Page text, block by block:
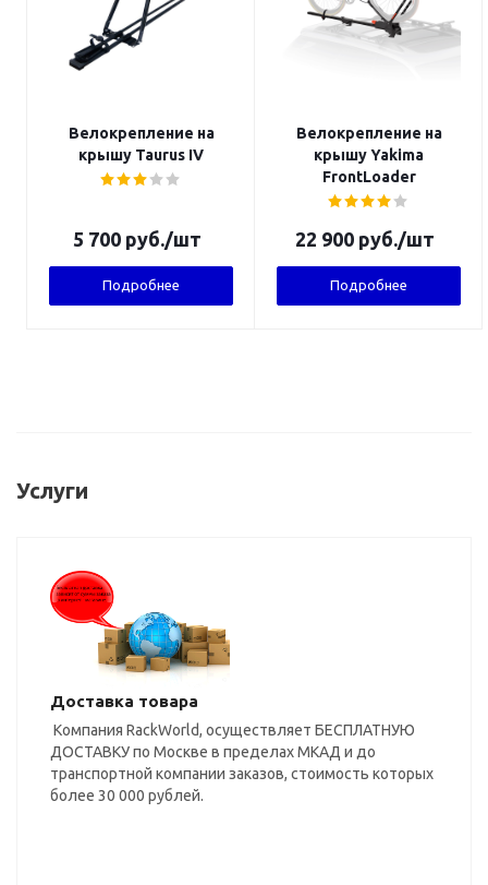
Велокрепление на
крышу Taurus IV
5 700 руб./шт
Подробнее
Велокрепление на
крышу Yakima
FrontLoader
22 900 руб./шт
Подробнее
Услуги
Доставка товара
Компания RackWorld, осуществляет БЕСПЛАТНУЮ
ДОСТАВКУ по Москве в пределах МКАД и до
транспортной компании заказов, стоимость которых
более 30 000 рублей.